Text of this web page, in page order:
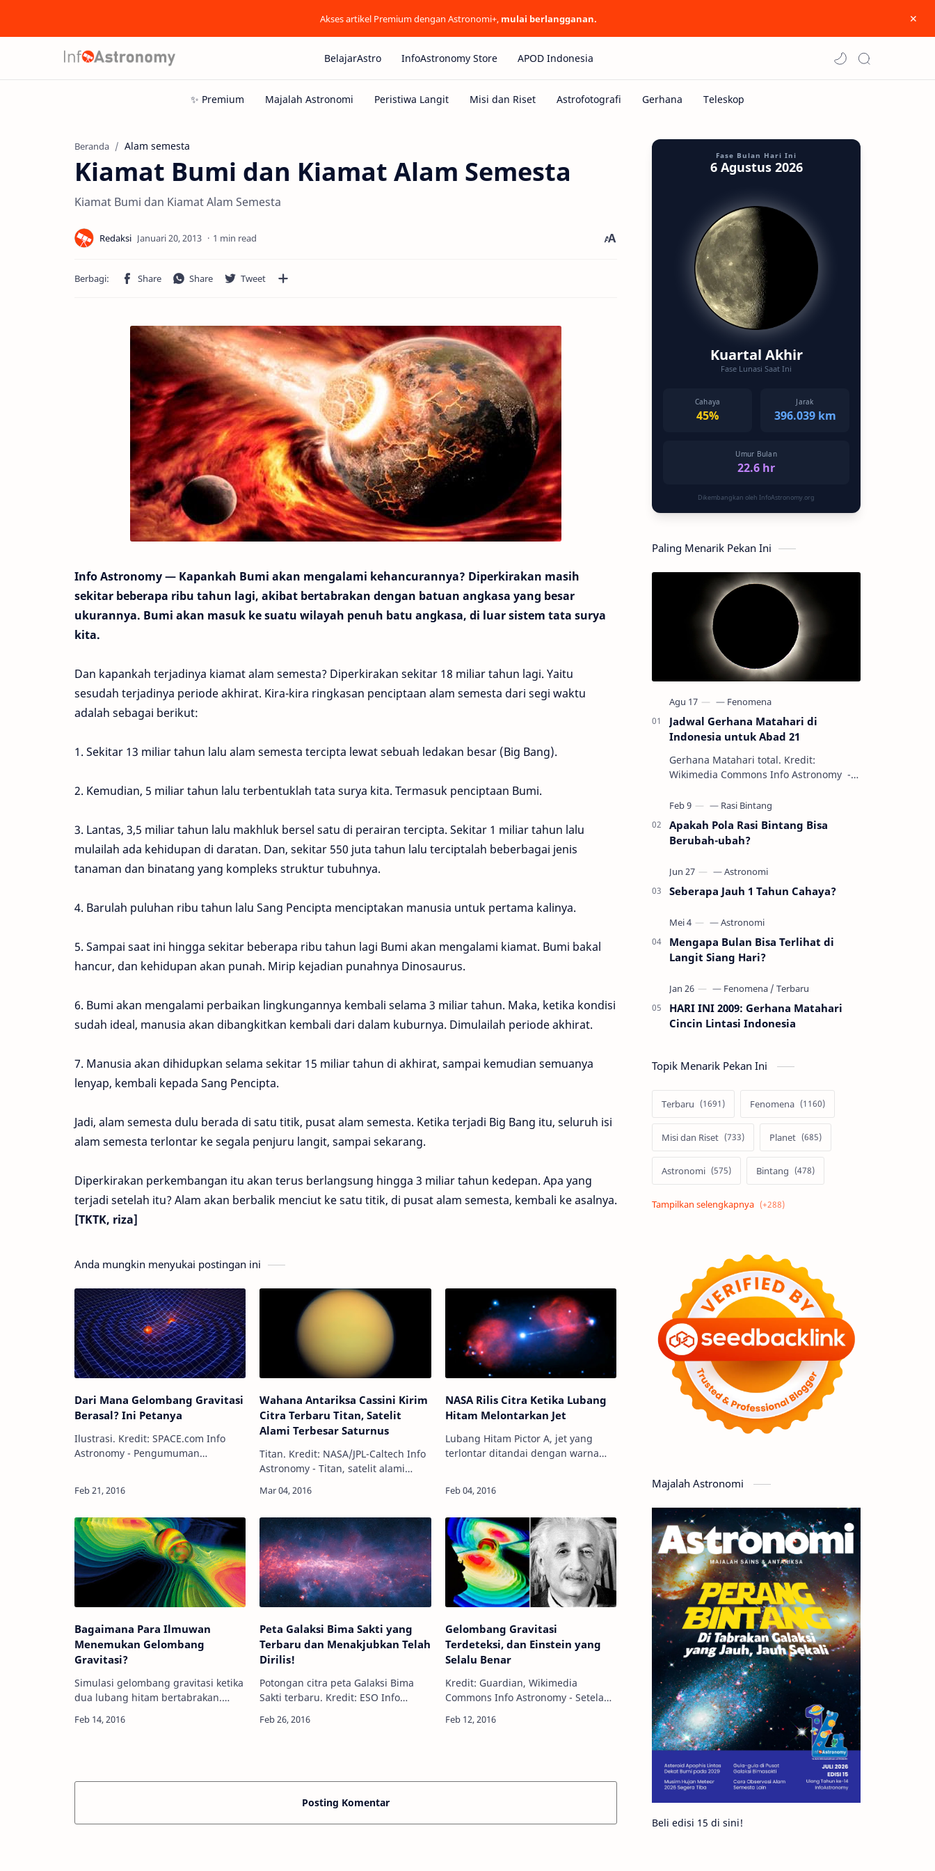
Akses artikel Premium dengan Astronomi+, mulai berlangganan.
BelajarAstro InfoAstronomy Store APOD Indonesia
Beranda Alam semesta
Kiamat Bumi dan Kiamat Alam Semesta
Kiamat Bumi dan Kiamat Alam Semesta
1 min read
Info Astronomy — Kapankah Bumi akan mengalami kehancurannya? Diperkirakan masih
sekitar beberapa ribu tahun lagi, akibat bertabrakan dengan batuan angkasa yang besar
ukurannya. Bumi akan masuk ke suatu wilayah penuh batu angkasa, di luar sistem tata surya
kita.
Dan kapankah terjadinya kiamat alam semesta? Diperkirakan sekitar 18 miliar tahun lagi. Yaitu
sesudah terjadinya periode akhirat. Kira-kira ringkasan penciptaan alam semesta dari segi waktu
adalah sebagai berikut:
1. Sekitar 13 miliar tahun lalu alam semesta tercipta lewat sebuah ledakan besar (Big Bang).
2. Kemudian, 5 miliar tahun lalu terbentuklah tata surya kita. Termasuk penciptaan Bumi.
3. Lantas, 3,5 miliar tahun lalu makhluk bersel satu di perairan tercipta. Sekitar 1 miliar tahun lalu
mulailah ada kehidupan di daratan. Dan, sekitar 550 juta tahun lalu terciptalah beberbagai jenis
tanaman dan binatang yang kompleks struktur tubuhnya.
4. Barulah puluhan ribu tahun lalu Sang Pencipta menciptakan manusia untuk pertama kalinya.
5. Sampai saat ini hingga sekitar beberapa ribu tahun lagi Bumi akan mengalami kiamat. Bumi bakal
hancur, dan kehidupan akan punah. Mirip kejadian punahnya Dinosaurus.
6. Bumi akan mengalami perbaikan lingkungannya kembali selama 3 miliar tahun. Maka, ketika kondisi
sudah ideal, manusia akan dibangkitkan kembali dari dalam kuburnya. Dimulailah periode akhirat.
7. Manusia akan dihidupkan selama sekitar 15 miliar tahun di akhirat, sampai kemudian semuanya
lenyap, kembali kepada Sang Pencipta.
Jadi, alam semesta dulu berada di satu titik, pusat alam semesta. Ketika terjadi Big Bang itu, seluruh isi
alam semesta terlontar ke segala penjuru langit, sampai sekarang.
Diperkirakan perkembangan itu akan terus berlangsung hingga 3 miliar tahun kedepan. Apa yang
terjadi setelah itu? Alam akan berbalik menciut ke satu titik, di pusat alam semesta, kembali ke asalnya.
[TKTK, riza]
Anda mungkin menyukai postingan ini
Dari Mana Gelombang Gravitasi
Berasal? Ini Petanya
Ilustrasi. Kredit: SPACE.com Info
Astronomy - Pengumuman
menyatakan gelombang ini
Lu…
Wahana Antariksa Cassini Kirim
Citra Terbaru Titan, Satelit
Alami Terbesar Saturnus
Titan. Kredit: NASA/JPL-Caltech Info
Astronomy - Titan, satelit alami
terus menjadi salah satu obyek
sam…
NASA Rilis Citra Ketika Lubang
Hitam Melontarkan Jet
Lubang Hitam Pictor A, jet yang
terlontar ditandai dengan warna
sebuah benda raksasa yang mampu
Bagaimana Para Ilmuwan
Menemukan Gelombang
Gravitasi?
Simulasi gelombang gravitasi ketika
dua lubang hitam bertabrakan.
Physics/W.Benger-Zip Info
Peta Galaksi Bima Sakti yang
Terbaru dan Menakjubkan Telah
Dirilis!
Potongan citra peta Galaksi Bima
Sakti terbaru. Kredit: ESO Info
terbesar tentang galaksi kita baru
Gelombang Gravitasi
Terdeteksi, dan Einstein yang
Selalu Benar
Kredit: Guardian, Wikimedia
Commons Info Astronomy - Setelah
fisikawan internasional telah
Posting Komentar
Fase Bulan Hari Ini
6 Agustus 2026
Kuartal Akhir
Fase Lunasi Saat Ini
Cahaya
45%
Jarak
396.039 km
Umur Bulan
22.6 hr
Dikembangkan oleh InfoAstronomy.org
Paling Menarik Pekan Ini
Jadwal Gerhana Matahari di
Indonesia untuk Abad 21
Gerhana Matahari total. Kredit:
Wikimedia Commons Info Astronomy -
gerhana Matahari akan terjadi sebanyak
22…
Apakah Pola Rasi Bintang Bisa
Berubah-ubah?
Seberapa Jauh 1 Tahun Cahaya?
Mengapa Bulan Bisa Terlihat di
Langit Siang Hari?
HARI INI 2009: Gerhana Matahari
Cincin Lintasi Indonesia
Topik Menarik Pekan Ini
Terbaru Fenomena
Misi dan Riset Planet
Astronomi Bintang
Alam semesta Galaksi
Tata Surya
Hype Astronot
Asteroid Observasi
Premium Komet
Penelitian
Satelit
Aurora Supernova
Nebula Sponsored
Matahari Mars
Planet Katai Featured
GMT 2016 History
Hoax Bima Sakti
Meteor Gerhana
Komet ISON Jupiter
Planet Kerdil Bumi
Pengetahuan Berita
Majalah Astronomi
Beli edisi 15 di sini!